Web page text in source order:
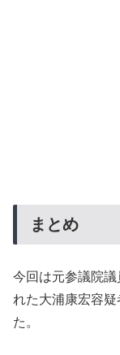
まとめ
今回は元参議院
れた大浦康宏容
た。